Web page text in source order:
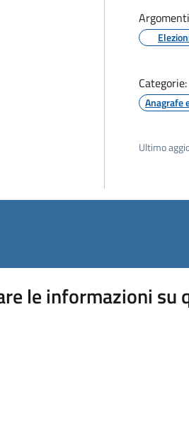
Categorie:
Anagrafe
Ultimo
le informazioni su